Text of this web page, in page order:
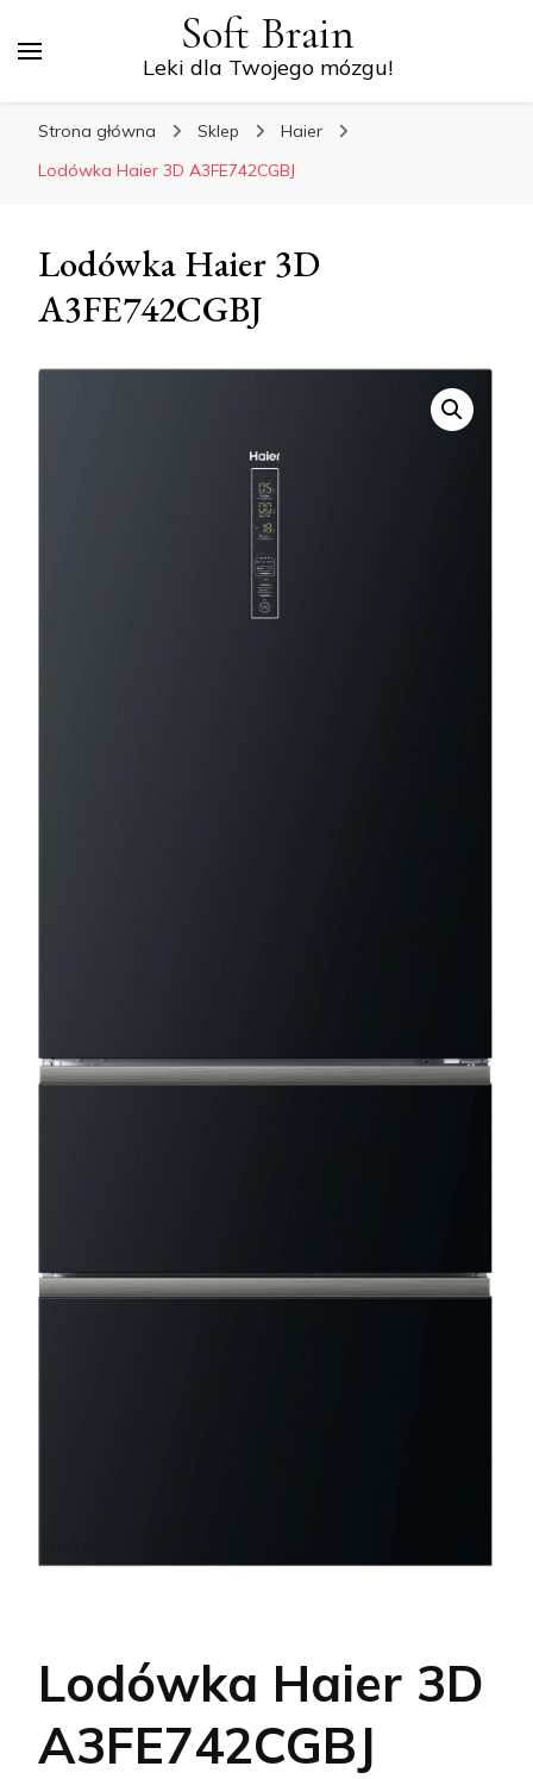
Soft Brain
Leki dla Twojego mózgu!
Strona główna Sklep
Haier
Lodówka Haier 3D A3FE742CGBJ
Lodówka Haier 3D
A3FE742CGBJ
Lodówka Haier 3D
A3FE742CGBJ